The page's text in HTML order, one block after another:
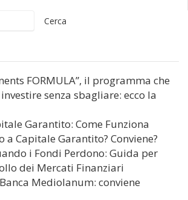
FORMULA”, il programma che
senza sbagliare: ecco la
Garantito: Come Funziona
a Capitale Garantito? Conviene?
i Fondi Perdono: Guida per
dei Mercati Finanziari
Mediolanum: conviene